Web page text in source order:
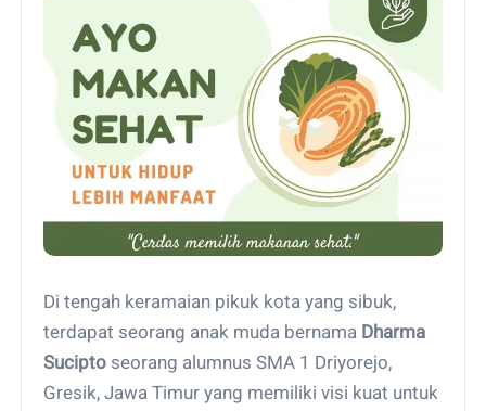
Di tengah keramaian pikuk kota yang sibuk,
terdapat seorang anak muda bernama Dharma
Sucipto seorang alumnus SMA 1 Driyorejo,
Gresik, Jawa Timur yang memiliki visi kuat untuk